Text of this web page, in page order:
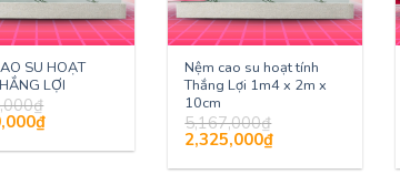
SU HOẠT
LỢI
₫
₫Giá
tại
Nệm cao su hoạt tính
Thắng Lợi 1m4 x 2m x
10cm
5,167,000₫
Giá
gốc
là:
2,325,000₫Giá
tại